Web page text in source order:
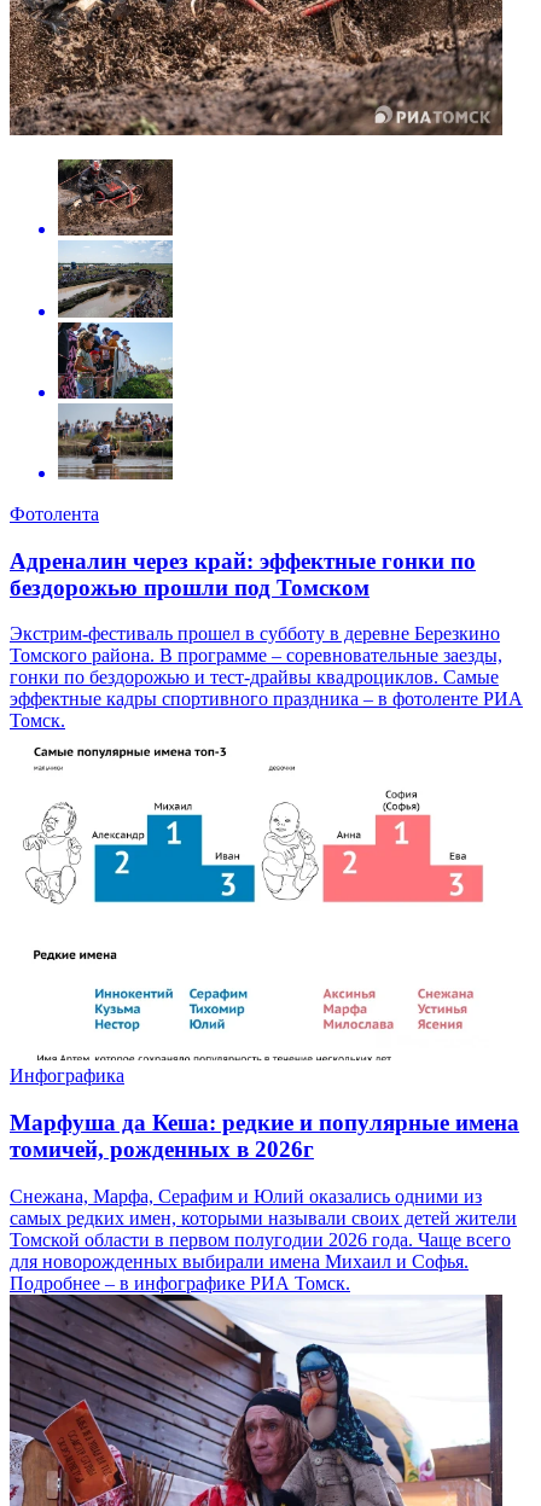
Фотолента
Адреналин через край: эффектные гонки по
бездорожью прошли под Томском
Экстрим-фестиваль прошел в субботу в деревне Березкино
Томского района. В программе – соревновательные заезды,
гонки по бездорожью и тест-драйвы квадроциклов. Самые
эффектные кадры спортивного праздника – в фотоленте РИА
Томск.
Инфографика
Марфуша да Кеша: редкие и популярные имена
томичей, рожденных в 2026г
Снежана, Марфа, Серафим и Юлий оказались одними из
самых редких имен, которыми называли своих детей жители
Томской области в первом полугодии 2026 года. Чаще всего
для новорожденных выбирали имена Михаил и Софья.
Подробнее – в инфографике РИА Томск.